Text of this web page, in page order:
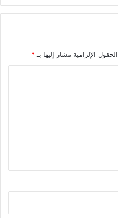
الحقول الإلزامية مشار إليها بـ *